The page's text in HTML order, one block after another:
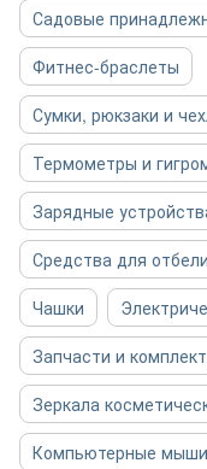
Садовые
Фитнес-браслеты
Сумки, рюкзаки и
Термометры и
Зарядные
Средства для
Чашки
Запчасти и
Зеркала
Компьютерные мыши